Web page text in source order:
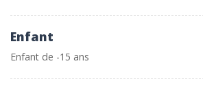
Enfant
Enfant de -15 ans